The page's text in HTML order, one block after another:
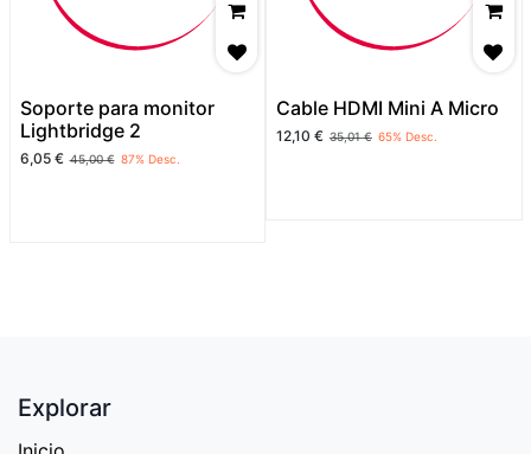
Soporte para monitor
Lightbridge 2
6,05€ 45,00€ 87% Desc.
Cable HDMI Mini A Micro
12,10 € 35,01€ 65% Desc.
Explorar